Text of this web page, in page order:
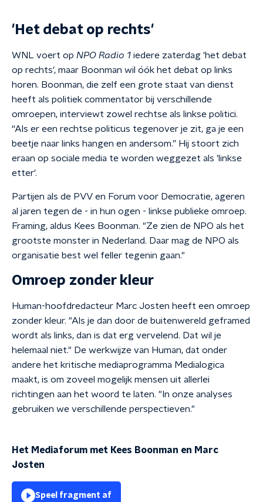
'Het debat op rechts'
WNL voert op NPO Radio 1 iedere zaterdag 'het debat
op rechts', maar Boonman wil óók het debat op links
horen. Boonman, die zelf een grote staat van dienst
heeft als politiek commentator bij verschillende
omroepen, interviewt zowel rechtse als linkse politici.
“Als er een rechtse politicus tegenover je zit, ga je een
beetje naar links hangen en andersom.” Hij stoort zich
eraan op sociale media te worden weggezet als 'linkse
etter'.
Partijen als de PVV en Forum voor Democratie, ageren
al jaren tegen de - in hun ogen - linkse publieke omroep.
Framing, aldus Kees Boonman. "Ze zien de NPO als het
grootste monster in Nederland. Daar mag de NPO als
organisatie best wel feller tegenin gaan."
Omroep zonder kleur
Human-hoofdredacteur Marc Josten heeft een omroep
zonder kleur. "Als je dan door de buitenwereld geframed
wordt als links, dan is dat erg vervelend. Dat wil je
helemaal niet." De werkwijze van Human, dat onder
andere het kritische mediaprogramma Medialogica
maakt, is om zoveel mogelijk mensen uit allerlei
richtingen aan het woord te laten. "In onze analyses
gebruiken we verschillende perspectieven."
Het Mediaforum met Kees Boonman en Marc
Josten
Speel fragment af